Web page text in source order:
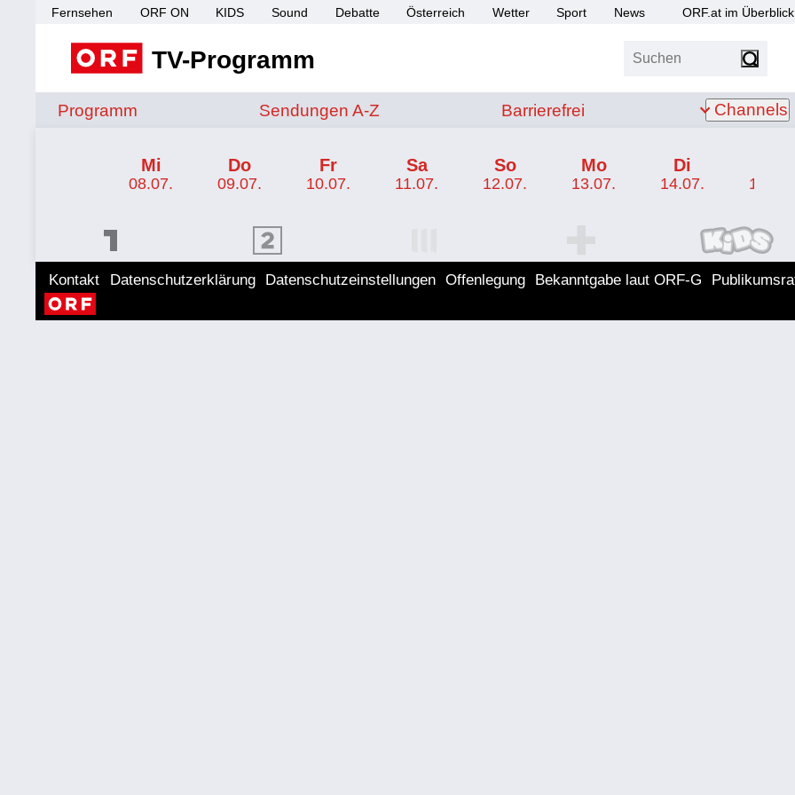
Fernsehen ORF ON KIDS Sound Debatte Österreich Wetter Sport News ORF.at im Überblick
TV-Programm Suchen
Programm Sendungen von A bis Z
Sendungen A-Z Barrierefrei
Barrierefrei Channels
Mi
08.07.
Do
09.07.
Fr
10.07.
Sa
11.07.
So
12.07.
Mo
13.07.
Di
14.07. 15.07.
ORF 2 Programm ORF KIDS Programm
Kontakt Datenschutzerklärung Datenschutzeinstellungen Offenlegung Bekanntgabe laut ORF-G